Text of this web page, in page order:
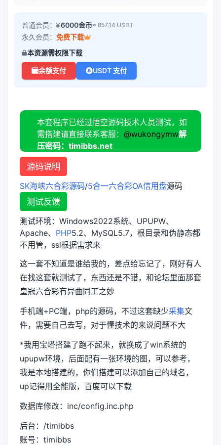
普通会员： 6000金币≈ 857.14 USDT
永久会员： 免费下载
本资源需权限下载
余额支付 USDT 支付
本套程序已经过悟空源码技术人员测试，如
需搭建请直接联系客服： @wukongymw解
压密码：timibbs.net
源码说明
SK海峡六合彩源码/5合一六合彩OA信用盘源码
测试反馈
测试环境：Windows2022系统、UPUPW、
Apache、 PHP5.2、MySQL5.7，根目录和伪静态都
不用管，ssl根据需求来
这一套不知道是谁给我的，差点给忘记了，刚好有人
在找这套就测试了，东西还是不错，和论坛里面那套
皇冠六合彩有异曲同工之妙
手机端+PC端，php的源码，不过这套缺少采集文
件，需要自己去写，对于懂技术的来说问题不大
*我用宝塔搭建了跑不起来，就换成了win系统的
upupw环境，后面配有一张环境的图，可以参考，
我是本地搭建的，你们搭建可以添加自己的域名，
up记得用全能版，百度可以下载
数据库修改：inc/config.inc.php
后台：/timibbs
账号：timibbs